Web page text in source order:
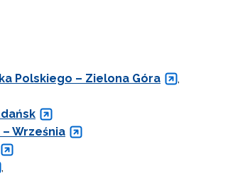
Polskiego – Zielona Góra
,
Września
,